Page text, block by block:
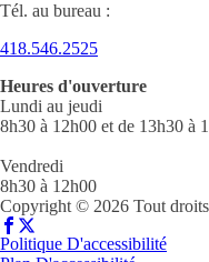
Tél. au bureau :
418.546.2525
Heures d'ouverture
Lundi au jeudi
8h30 à 12h00 et de 13h30 à
Vendredi
8h30 à 12h00
Copyright © 2026 Tout droits
Politique D'accessibilité